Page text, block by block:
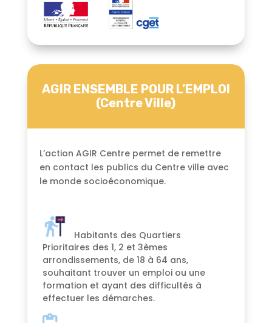
AGIR ENSEMBLE POUR L’EMPLOI
(Centre Ville)
L’action AGIR Centre permet de remettre
en contact les publics du Centre ville avec
le monde socioéconomique.
Habitants des Quartiers
Prioritaires des 1, 2 et 3èmes
arrondissements, de 18 à 64 ans,
souhaitant trouver un emploi ou une
formation et ayant des difficultés à
effectuer les démarches.